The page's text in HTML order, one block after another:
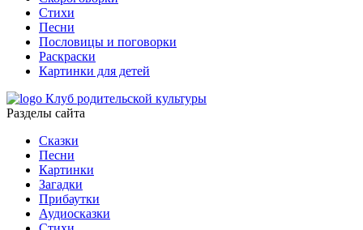
Стихи
Песни
Пословицы и поговорки
Раскраски
Картинки для детей
Клуб родительской культуры
Разделы сайта
Сказки
Песни
Картинки
Загадки
Прибаутки
Аудиосказки